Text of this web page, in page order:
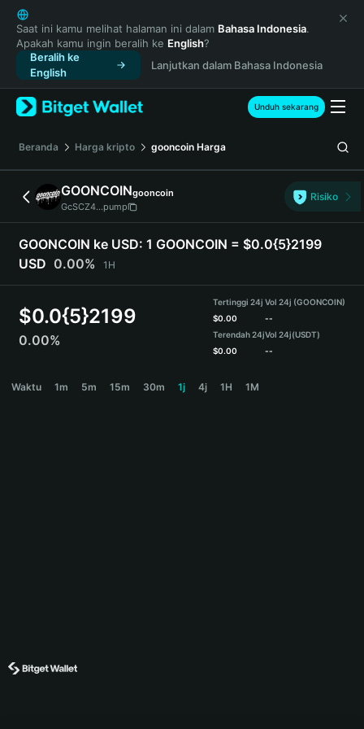
English
日本語
Tiếng Việt
Русский
Español (Latinoamérica)
Türkçe
Français
Deutsch
繁體中文
Português (Portugal)
Bahasa Indonesia
ภาษาไทย
हिन्दी
Español
Português (Brasil)
Saat ini kamu melihat halaman ini dalam Bahasa Indonesia.
Apakah kamu ingin beralih ke English?
Beralih ke
English
Lanjutkan dalam Bahasa Indonesia
Unduh sekarang
Beranda Harga kripto gooncoin Harga
GOONCOINgooncoin
GcSCZ4...pump
Risiko
GOONCOIN ke USD: 1 GOONCOIN = $0.0{5}2199
USD 0.00% 1H
$0.0{5}2199
0.00%
Tertinggi 24j
$0.00
Terendah 24j
$0.00
Vol 24j (GOONCOIN)
--
Vol 24j(USDT)
--
Waktu 1m 5m 15m 30m 1j 4j 1H 1M